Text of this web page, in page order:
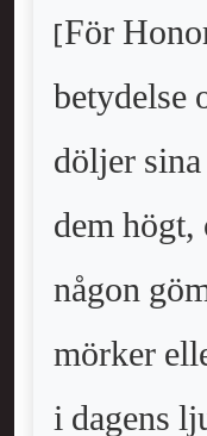
[För
betydelse
döljer
dem
någon
mörker
i dagens